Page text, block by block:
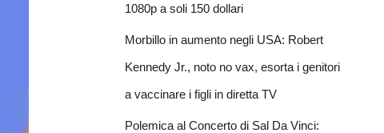
1080p a soli 150 dollari
Morbillo in aumento negli USA: Robert
Kennedy Jr., noto no vax, esorta i genitori
a vaccinare i figli in diretta TV
Polemica al Concerto di Sal Da Vinci: